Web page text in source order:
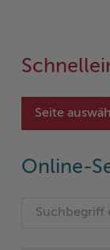
Seite
Online-